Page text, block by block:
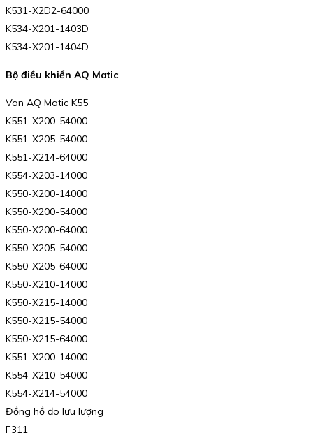
K531-X2D2-64000
K534-X201-1403D
K534-X201-1404D
Bộ điều khiển AQ Matic
Van AQ Matic K55
K551-X200-54000
K551-X205-54000
K551-X214-64000
K554-X203-14000
K550-X200-14000
K550-X200-54000
K550-X200-64000
K550-X205-54000
K550-X205-64000
K550-X210-14000
K550-X215-14000
K550-X215-54000
K550-X215-64000
K551-X200-14000
K554-X210-54000
K554-X214-54000
Đồng hồ đo lưu lượng
F311